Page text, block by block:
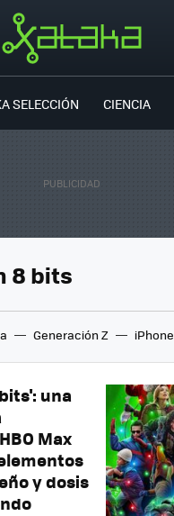
SELECCIÓN CIENCIA
8 bits
Generación Z iPhone
una
Max
y dosis